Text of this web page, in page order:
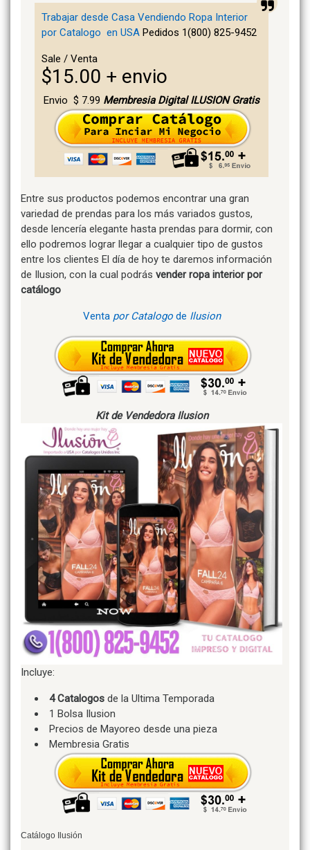
Trabajar desde Casa Vendiendo Ropa Interior
por Catalogo en USA Pedidos 1(800) 825-9452
Sale / Venta
$15.00 + envio
Envio $ 7.99 Membresia Digital ILUSION Gratis
Entre sus productos podemos encontrar una gran
variedad de prendas para los más variados gustos,
desde lencería elegante hasta prendas para dormir, con
ello podremos lograr llegar a cualquier tipo de gustos
entre los clientes El día de hoy te daremos información
de Ilusion, con la cual podrás vender ropa interior por
catálogo
Venta por Catalogode Ilusion
Kit de Vendedora Ilusion
Incluye:
4 Catalogos de la Ultima Temporada
1 Bolsa Ilusion
Precios de Mayoreo desde una pieza
Membresia Gratis
Catálogo Ilusión